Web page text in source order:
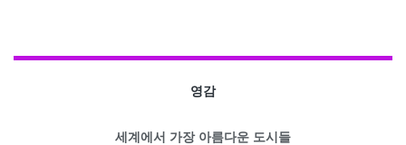
영감
세계에서 가장 아름다운 도시들